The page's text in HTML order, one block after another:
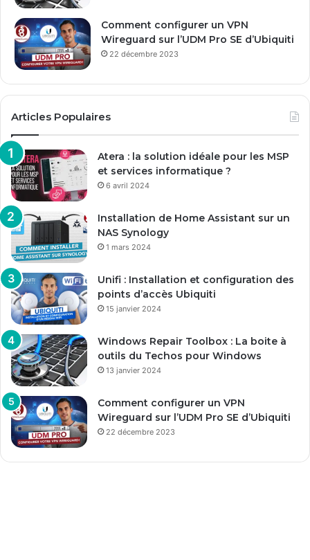
Comment configurer un VPN
Wireguard sur l’UDM Pro SE d’Ubiquiti
22 décembre 2023
Articles Populaires
Atera : la solution idéale pour les MSP
et services informatique ?
6 avril 2024
Installation de Home Assistant sur un
NAS Synology
1 mars 2024
Unifi : Installation et configuration des
points d’accès Ubiquiti
15 janvier 2024
Windows Repair Toolbox : La boite à
outils du Techos pour Windows
13 janvier 2024
Comment configurer un VPN
Wireguard sur l’UDM Pro SE d’Ubiquiti
22 décembre 2023